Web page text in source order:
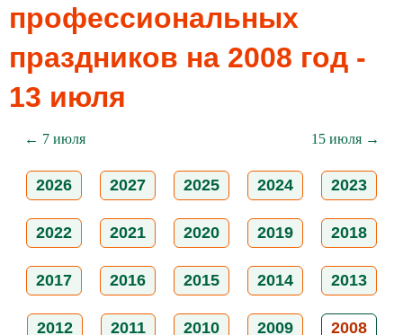
профессиональных
праздников на 2008 год -
13 июля
← 7 июля 15 июля →
2026 2027 2025 2024 2023
2022 2021 2020 2019 2018
2017 2016 2015 2014 2013
2012 2011 2010 2009 2008